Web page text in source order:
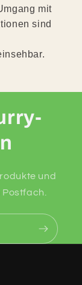
mit
sind
und
Postfach.